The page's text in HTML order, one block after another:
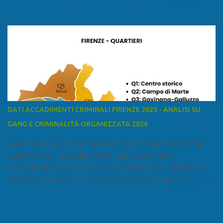
a est con le province di Pistoia e di Firenze, a sud con la provincia di
Lucca Ÿ la Versilia Ÿ la Media Valle del Serchio Ÿ la Garfagnana
Fonte: wikipedia Presenze mafiose e criminali (principali) Le
presenze mafiose in provincia sono assai rilevanti. Si segnala che
nella relazione del 2001 della Commissione parlamentare
Livorno e Lucca agiscono i clan dei Fedele...” Dalla ricerc...
DATI ACCADIMENTI CRIMINALI FIRENZE 2025 - ANALISI SU
GANG E CRIMINALITÀ ORGANIZZATA 2026
PARTE ANALITICA RICICLAGGIO DENARO SPORCO I SETTORI
COLPITI SONO: • RISTORAZIONE • ALBERGHI • B&B •
RIVENDITORI CON NEGOZI SENZA ACQUIRENTI • FARMACIA •
ATTIVITÀ VARIE Le 5 domande che bisogna porsi per capire e